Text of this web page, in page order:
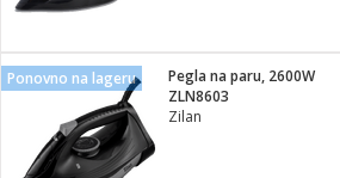
Ponovno na lageru
Pegla na paru, 2600W
ZLN8603
Zilan